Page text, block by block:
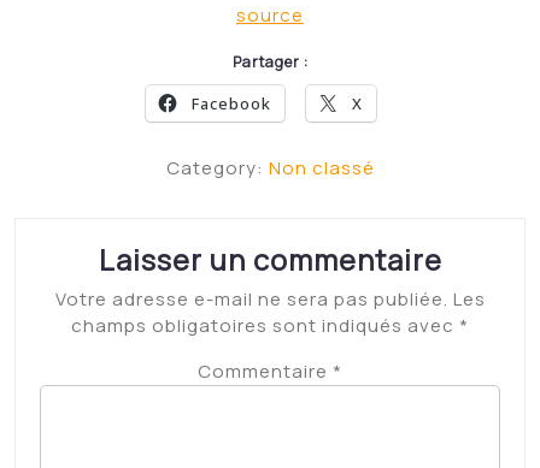
source
Partager :
Facebook X
Category: Non classé
Laisser un commentaire
Votre adresse e-mail ne sera pas publiée. Les
champs obligatoires sont indiqués avec *
Commentaire *